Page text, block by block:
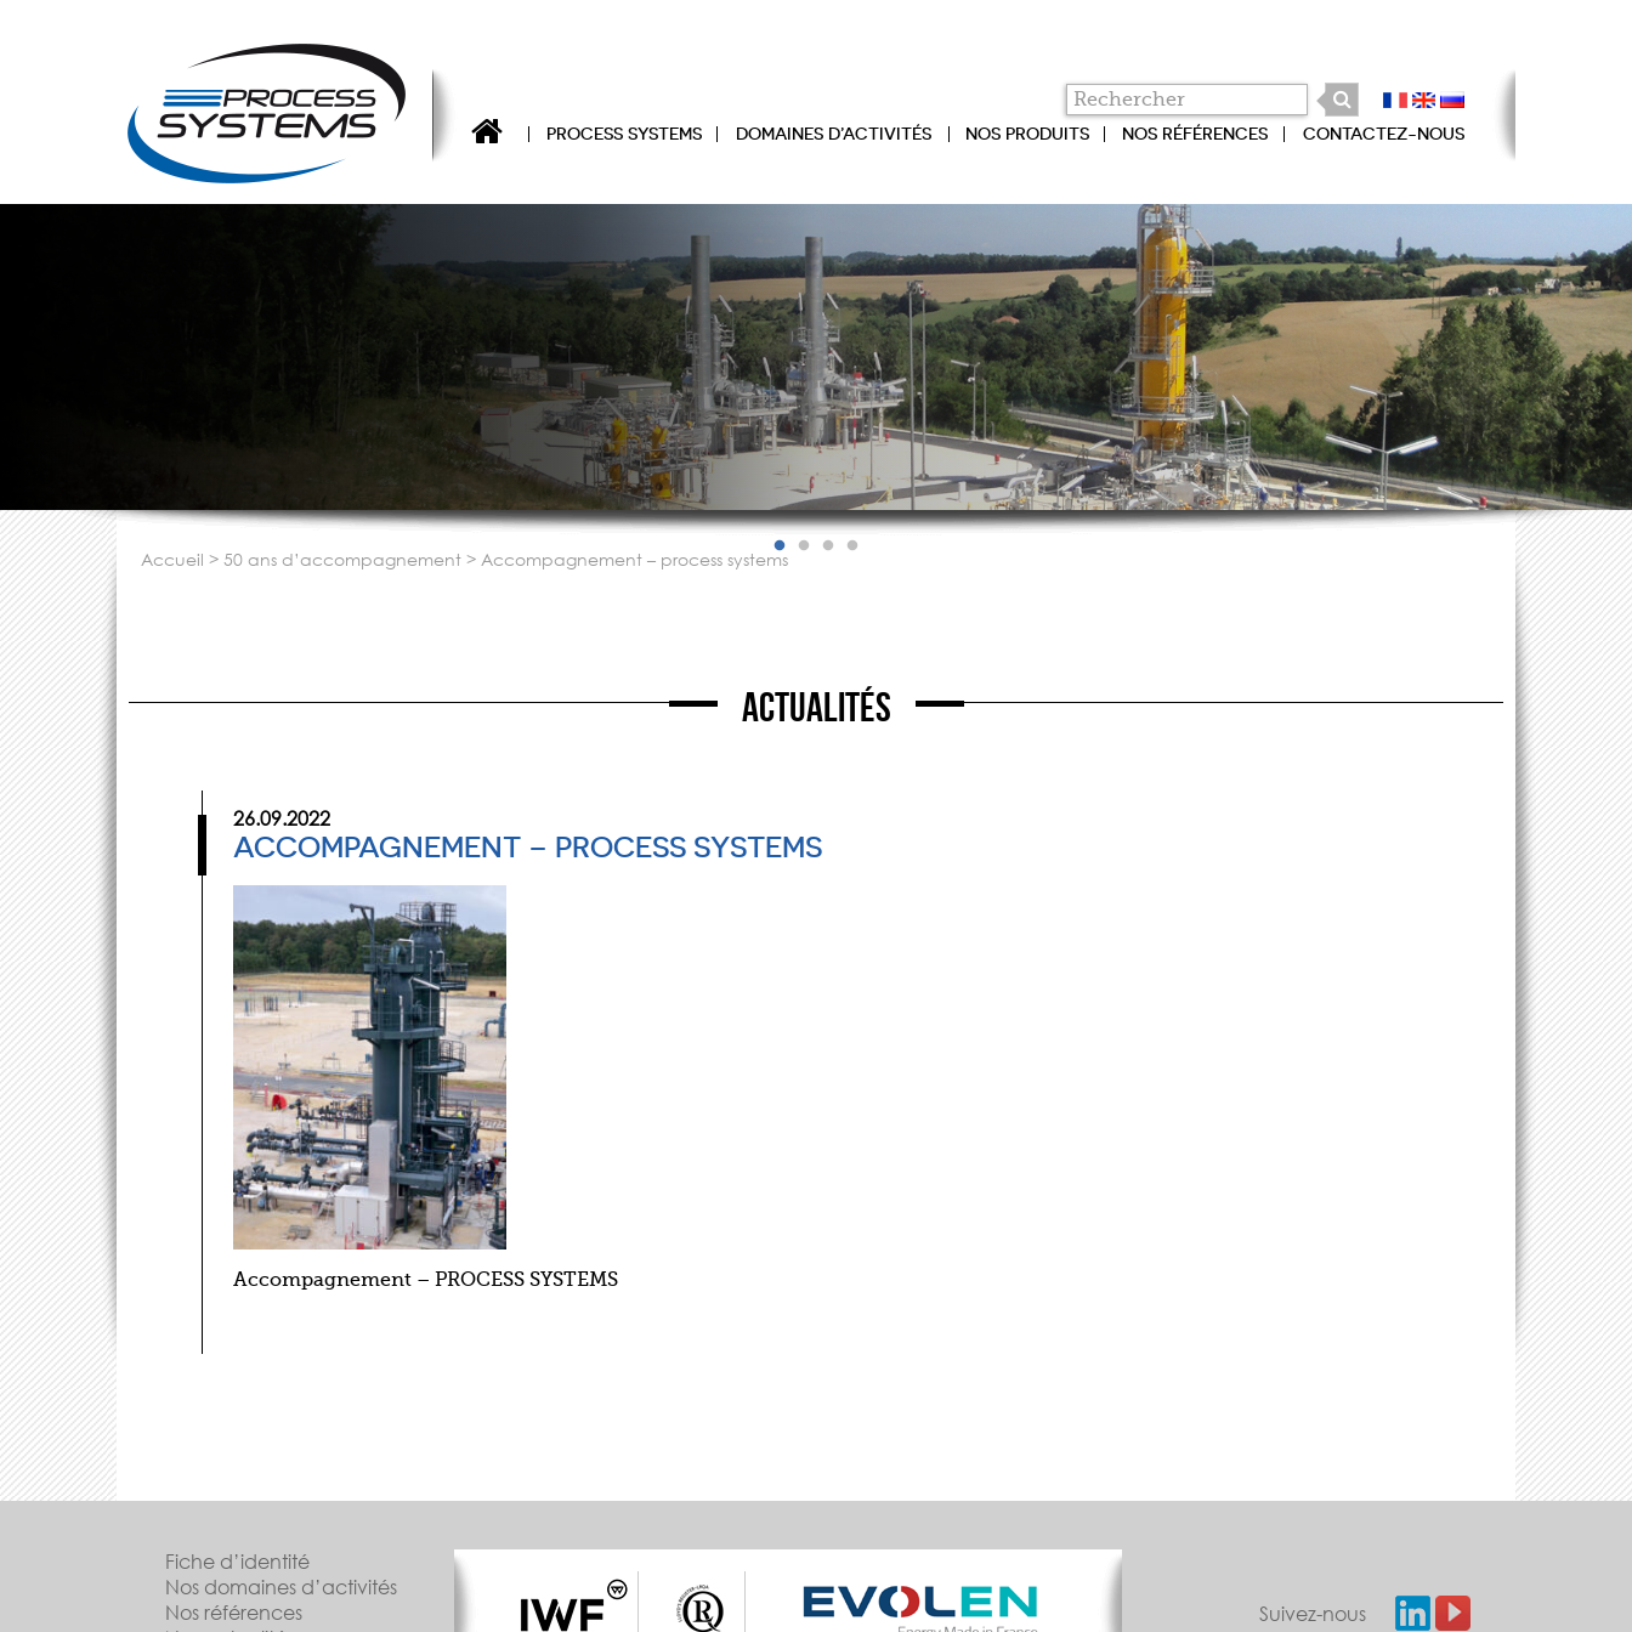
PROCESS SYSTEMS DOMAINES D’ACTIVITÉS NOS PRODUITS NOS RÉFÉRENCES CONTACTEZ-NOUS
accueil > 50 ans d’accompagnement > accompagnement – process systems
Actualités
26.09.2022
ACCOMPAGNEMENT – PROCESS SYSTEMS
Accompagnement – PROCESS SYSTEMS
Fiche d’identité
Nos domaines d’activités
Nos références
Suivez-nous